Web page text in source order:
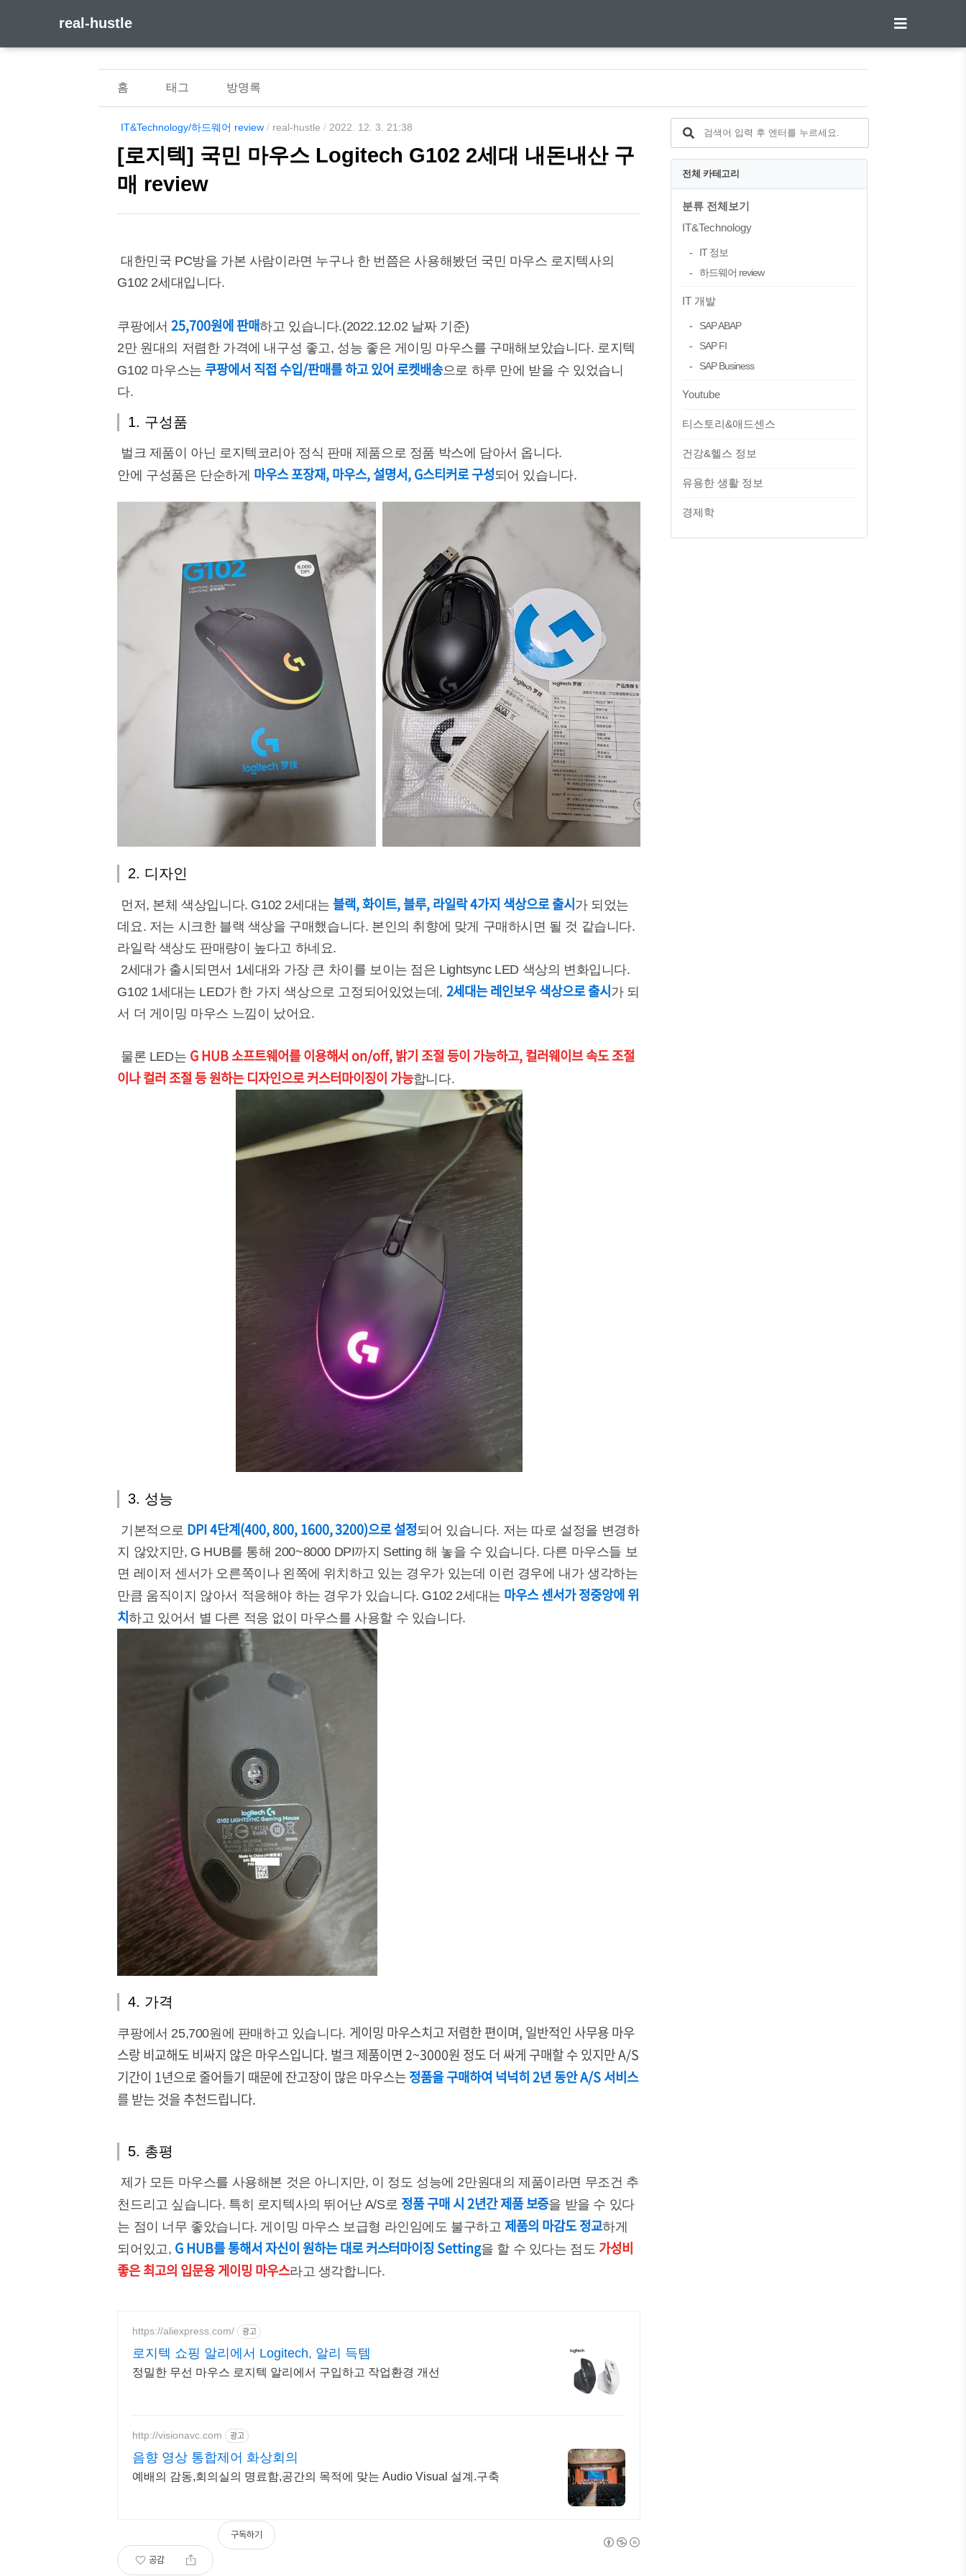
real-hustle
홈 태그 방명록
IT&Technology/하드웨어 review / real-hustle / 2022. 12. 3. 21:38
[로지텍] 국민 마우스 Logitech G102 2세대 내돈내산 구
매 review
대한민국 PC방을 가본 사람이라면 누구나 한 번쯤은 사용해봤던 국민 마우스 로지텍사의
G102 2세대입니다.
쿠팡에서25,700원에 판매하고 있습니다.(2022.12.02 날짜 기준)
2만 원대의 저렴한 가격에 내구성 좋고, 성능 좋은 게이밍 마우스를 구매해보았습니다. 로지텍
G102 마우스는 쿠팡에서 직접 수입/판매를 하고 있어 로켓배송으로 하루 만에 받을 수 있었습니
다.
1. 구성품
벌크 제품이 아닌 로지텍코리아 정식 판매 제품으로 정품 박스에 담아서 옵니다.
안에 구성품은 단순하게 마우스 포장재, 마우스, 설명서, G스티커로 구성되어 있습니다.
2. 디자인
먼저, 본체 색상입니다. G102 2세대는 블랙, 화이트, 블루, 라일락 4가지 색상으로 출시가 되었는
데요. 저는 시크한 블랙 색상을 구매했습니다. 본인의 취향에 맞게 구매하시면 될 것 같습니다.
라일락 색상도 판매량이 높다고 하네요.
2세대가 출시되면서 1세대와 가장 큰 차이를 보이는 점은 Lightsync LED 색상의 변화입니다.
G102 1세대는 LED가 한 가지 색상으로 고정되어있었는데, 2세대는 레인보우 색상으로 출시가 되
서 더 게이밍 마우스 느낌이 났어요.
물론 LED는 G HUB 소프트웨어를 이용해서 on/off, 밝기 조절 등이 가능하고, 컬러웨이브 속도 조절
이나 컬러 조절 등 원하는 디자인으로 커스터마이징이 가능합니다.
3. 성능
기본적으로 DPI 4단계(400, 800, 1600, 3200)으로 설정되어 있습니다. 저는 따로 설정을 변경하
지 않았지만, G HUB를 통해 200~8000 DPI까지 Setting 해 놓을 수 있습니다. 다른 마우스들 보
면 레이저 센서가 오른쪽이나 왼쪽에 위치하고 있는 경우가 있는데 이런 경우에 내가 생각하는
만큼 움직이지 않아서 적응해야 하는 경우가 있습니다. G102 2세대는 마우스 센서가 정중앙에 위
치하고 있어서 별 다른 적응 없이 마우스를 사용할 수 있습니다.
4. 가격
쿠팡에서 25,700원에 판매하고 있습니다. 게이밍 마우스치고 저렴한 편이며, 일반적인 사무용 마우
스랑 비교해도 비싸지 않은 마우스입니다. 벌크 제품이면 2~3000원 정도 더 싸게 구매할 수 있지만 A/S
기간이 1년으로 줄어들기 때문에 잔고장이 많은 마우스는정품을 구매하여 넉넉히 2년 동안 A/S 서비스
를 받는 것을 추천드립니다.
5. 총평
제가 모든 마우스를 사용해본 것은 아니지만, 이 정도 성능에 2만원대의 제품이라면 무조건 추
천드리고 싶습니다. 특히 로지텍사의 뛰어난 A/S로 정품 구매 시 2년간 제품 보증을 받을 수 있다
는 점이 너무 좋았습니다. 게이밍 마우스 보급형 라인임에도 불구하고제품의 마감도 정교하게
되어있고, G HUB를 통해서 자신이 원하는 대로 커스터마이징 Setting을 할 수 있다는 점도 가성비
좋은최고의 입문용 게이밍 마우스라고 생각합니다.
https://aliexpress.com/ 광고
로지텍 쇼핑 알리에서 Logitech, 알리 득템
정밀한 무선 마우스 로지텍 알리에서 구입하고 작업환경 개선
http://visionavc.com 광고
음향 영상 통합제어 화상회의
예배의 감동,회의실의 명료함,공간의 목적에 맞는 Audio Visual 설계.구축
공감
구독하기
전체 카테고리
분류 전체보기
IT&Technology
IT 정보
하드웨어 review
IT 개발
SAP ABAP
SAP FI
SAP Business
Youtube
티스토리&애드센스
건강&헬스 정보
유용한 생활 정보
경제학